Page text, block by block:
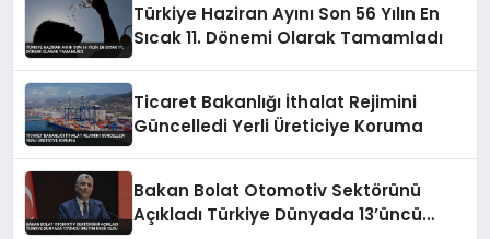
Türkiye Haziran Ayını Son 56 Yılın En
Sıcak 11. Dönemi Olarak Tamamladı
Ticaret Bakanlığı İthalat Rejimini
Güncelledi Yerli Üreticiye Koruma
Bakan Bolat Otomotiv Sektörünü
Açıkladı Türkiye Dünyada 13’üncü